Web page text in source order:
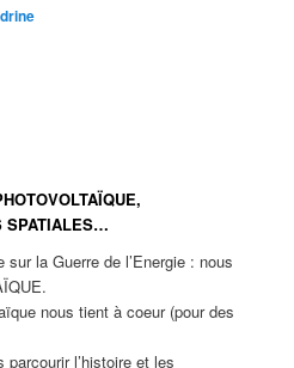
SPATIALES…
la Guerre de l’Energie : nous
nous tient à coeur (pour des
l’histoire et les